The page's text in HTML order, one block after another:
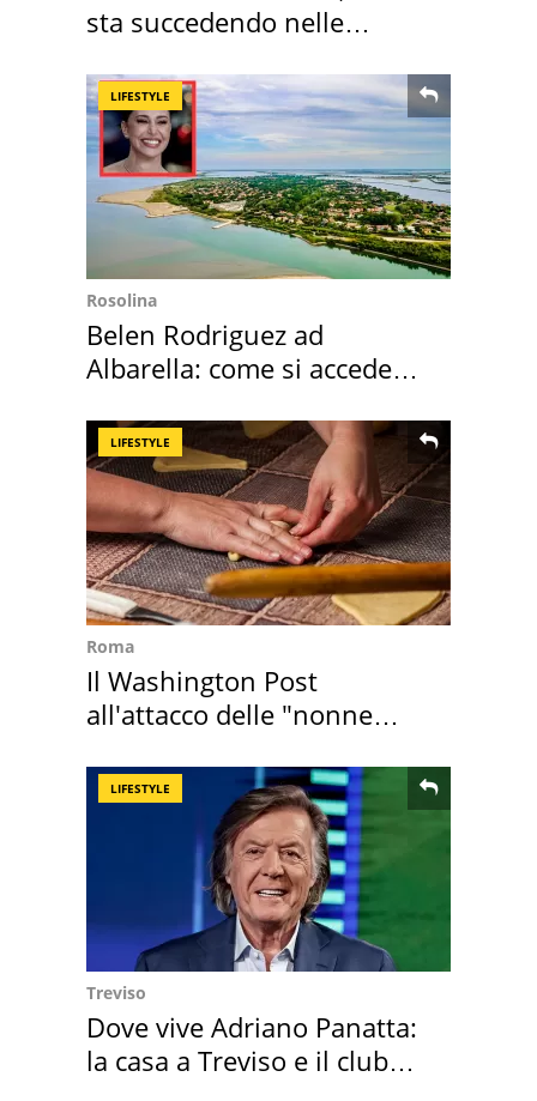
sta succedendo nelle
LIFESTYLE
Rosolina
Belen Rodriguez ad
Albarella: come si accede
LIFESTYLE
Roma
Il Washington Post
all'attacco delle "nonne
LIFESTYLE
Treviso
Dove vive Adriano Panatta:
la casa a Treviso e il club